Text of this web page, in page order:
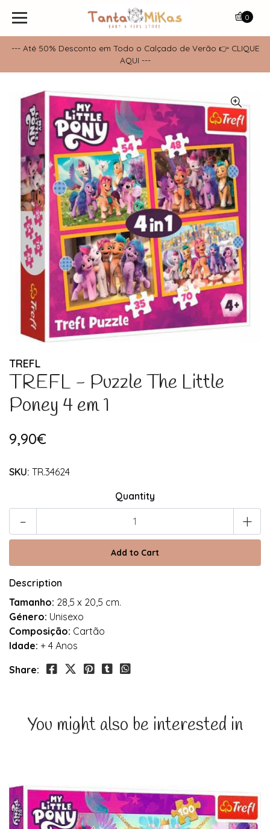
--- Até 50% Desconto em Todo o Calçado de Verão 👉 CLIQUE
AQUI ---
0
TREFL
TREFL - Puzzle The Little
Poney 4 em 1
9,90€
SKU: TR.34624
Quantity
- +
Description
Tamanho: 28,5 x 20,5 cm.
Género: Unisexo
Composição: Cartão
Idade: + 4 Anos
Share:
You might also be interested in